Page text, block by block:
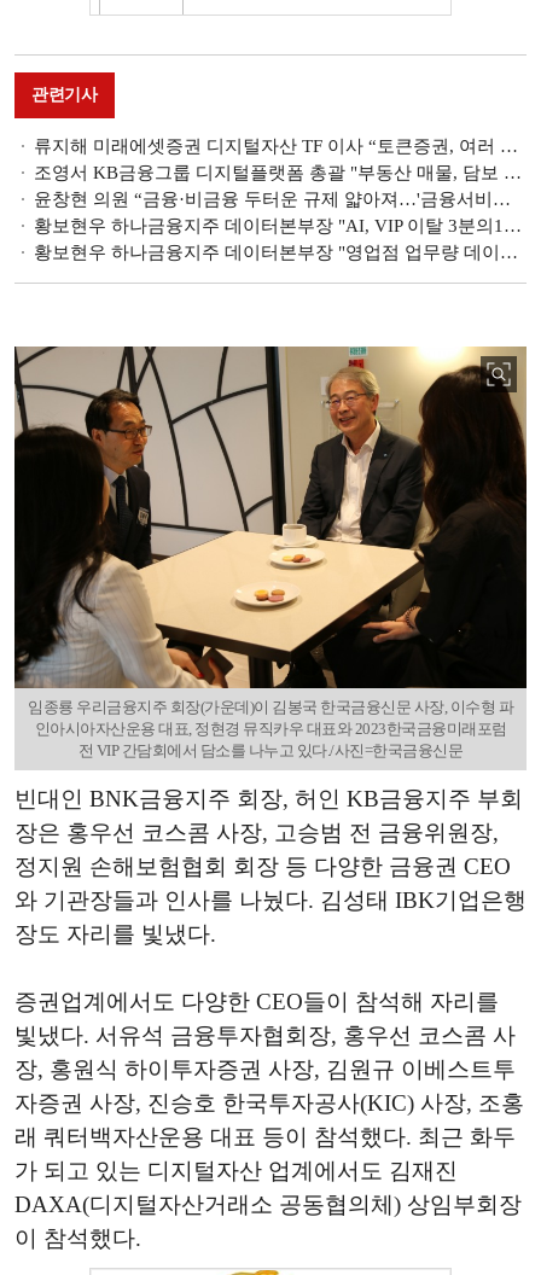
관련기사
류지해 미래에셋증권 디지털자산 TF 이사 “토큰증권, 여러 사업자들에게 기회” [2023 한국금융미래포럼]
조영서 KB금융그룹 디지털플랫폼 총괄 "부동산 매물, 담보 대출로 연결하는 고객 경험 중요" [2023 한국금융미래포럼]
윤창현 의원 “금융·비금융 두터운 규제 얇아져…'금융서비스산업' 추진될 것”[2023 한국금융미래포럼]
황보현우 하나금융지주 데이터본부장 "AI, VIP 이탈 3분의1로 낮췄다" [2023 한국금융미래포럼]
황보현우 하나금융지주 데이터본부장 "영업점 업무량 데이터를 통해 효율화" [2023 한국금융미래포럼]
임종룡 우리금융지주 회장(가운데)이 김봉국 한국금융신문 사장, 이수형 파
인아시아자산운용 대표, 정현경 뮤직카우 대표와 2023한국금융미래포럼
전 VIP 간담회에서 담소를 나누고 있다./사진=한국금융신문
빈대인 BNK금융지주 회장, 허인 KB금융지주 부회
장은 홍우선 코스콤 사장, 고승범 전 금융위원장,
정지원 손해보험협회 회장 등 다양한 금융권 CEO
와 기관장들과 인사를 나눴다. 김성태 IBK기업은행
장도 자리를 빛냈다.
증권업계에서도 다양한 CEO들이 참석해 자리를
빛냈다. 서유석 금융투자협회장, 홍우선 코스콤 사
장, 홍원식 하이투자증권 사장, 김원규 이베스트투
자증권 사장, 진승호 한국투자공사(KIC) 사장, 조홍
래 쿼터백자산운용 대표 등이 참석했다. 최근 화두
가 되고 있는 디지털자산 업계에서도 김재진
DAXA(디지털자산거래소 공동협의체) 상임부회장
이 참석했다.